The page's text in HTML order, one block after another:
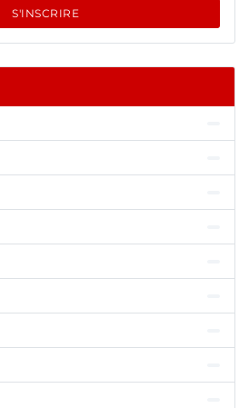
S'INSCRIRE